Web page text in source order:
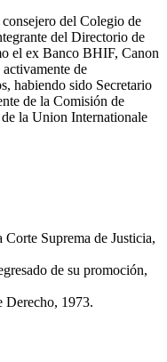
del Colegio de
del Directorio de
el ex Banco BHIF, Canon
de
habiendo sido Secretario
de la Comisión de
la Union Internationale
Suprema de Justicia,
de su promoción,
Derecho, 1973.